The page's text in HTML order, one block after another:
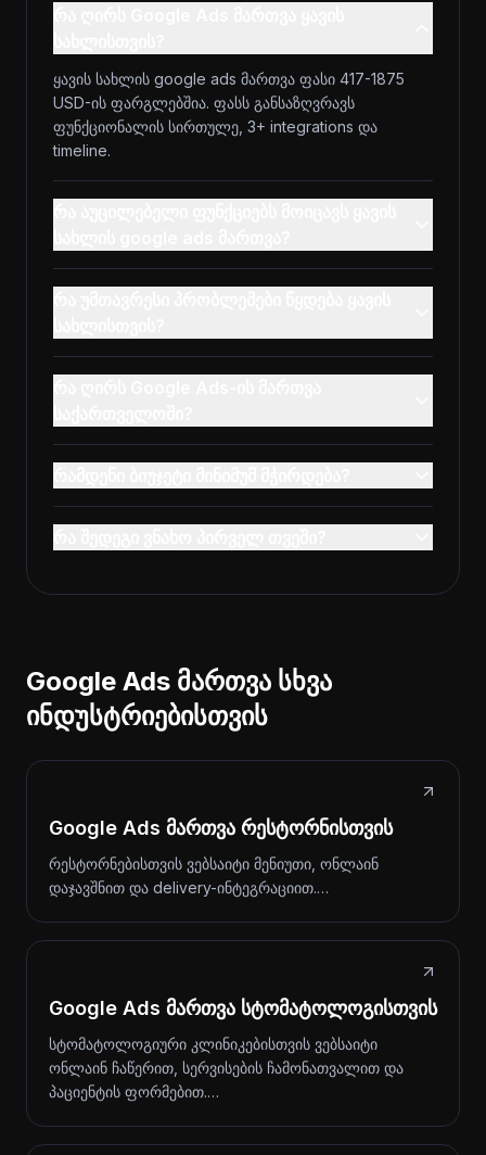
ყავის სახლის google ads მართვა ფასი 417-1875
USD-ის ფარგლებშია. ფასს განსაზღვრავს
ფუნქციონალის სირთულე, 3+ integrations და
timeline.
Google Ads მართვა სხვა
ინდუსტრიებისთვის
Google Ads მართვა რესტორნისთვის
რესტორნებისთვის ვებსაიტი მენიუთი, ონლაინ
დაჯავშნით და delivery-ინტეგრაციით.…
Google Ads მართვა სტომატოლოგისთვის
სტომატოლოგიური კლინიკებისთვის ვებსაიტი
ონლაინ ჩაწერით, სერვისების ჩამონათვალით და
პაციენტის ფორმებით.…